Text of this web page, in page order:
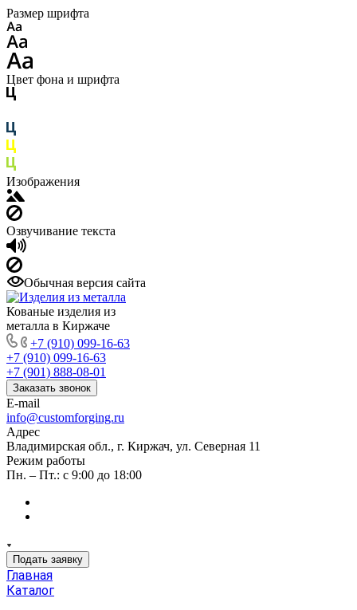
Размер шрифта
Цвет фона и шрифта
Изображения
Озвучивание текста
Обычная версия сайта
Кованые изделия из
металла в Киржаче
+7 (910) 099-16-63
+7 (910) 099-16-63
+7 (901) 888-08-01
Заказать звонок
E-mail
info@customforging.ru
Адрес
Владимирская обл., г. Киржач, ул. Северная 11
Режим работы
Пн. – Пт.: с 9:00 до 18:00
Подать заявку
Главная
Каталог